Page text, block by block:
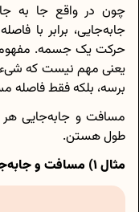
چون در واقع جا به
جابه‌جایی، برابر با
حرکت یک جسمه. مفهوم
یعنی مهم نیست که شیء
برسه، بلکه فقط فاصله
مسافت و جابه‌جایی
طول هستن.
مثال 1) مسافت و جابه‌جایی: